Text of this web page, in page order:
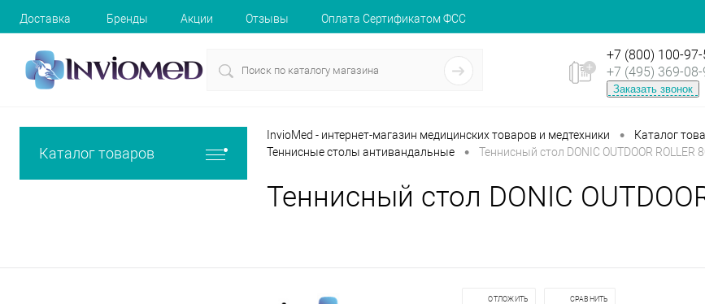
Доставка Бренды Акции Отзывы Оплата Сертификатом ФСС
+7 (800) 100-97-
+7 (495) 369-08-
Заказать звонок
Каталог товаров
InvioMed - интернет-магазин медицинских товаров и медтехники • Каталог
Теннисные столы антивандальные • Теннисный стол DONIC OUTDOOR ROLLER
Теннисный стол DONIC
ОТЛОЖИТЬ СРАВНИТЬ